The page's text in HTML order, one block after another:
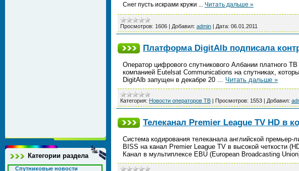
Категории раздела
Спутниковые новости
Снег пусть искрами кружи ... Читать дальше »
Просмотров: 1606 | Добавил: admin | Дата: 06.01.2011
Платформа DigitAlb подписала
Оператор цифрового спутникового Албании платного
компанией Eutelsat Communications на спутниках,
DigitAlb запущен в декабре 20 ... Читать дальше »
Категория: Новости операторов ТВ | Просмотров: 1553 | Добавил:
Телеканал Premier League TV HD в
Система кодирования телеканала английской
BISS на канал Premier League TV в высокой четкости
Канал в мультиплексе EBU (European Broadcasting